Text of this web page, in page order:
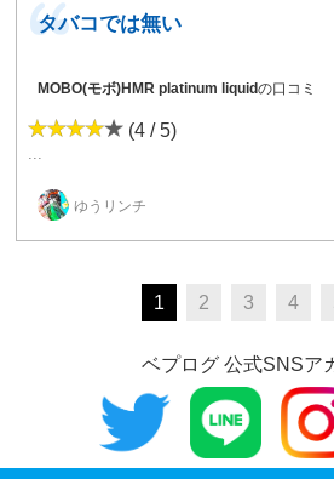
タバコでは無い
MOBO(モボ)HMR platinum liquidの口コミ
(4 / 5)
...
ゆうリンチ
1 2 3 4
ベプログ 公式SNSア